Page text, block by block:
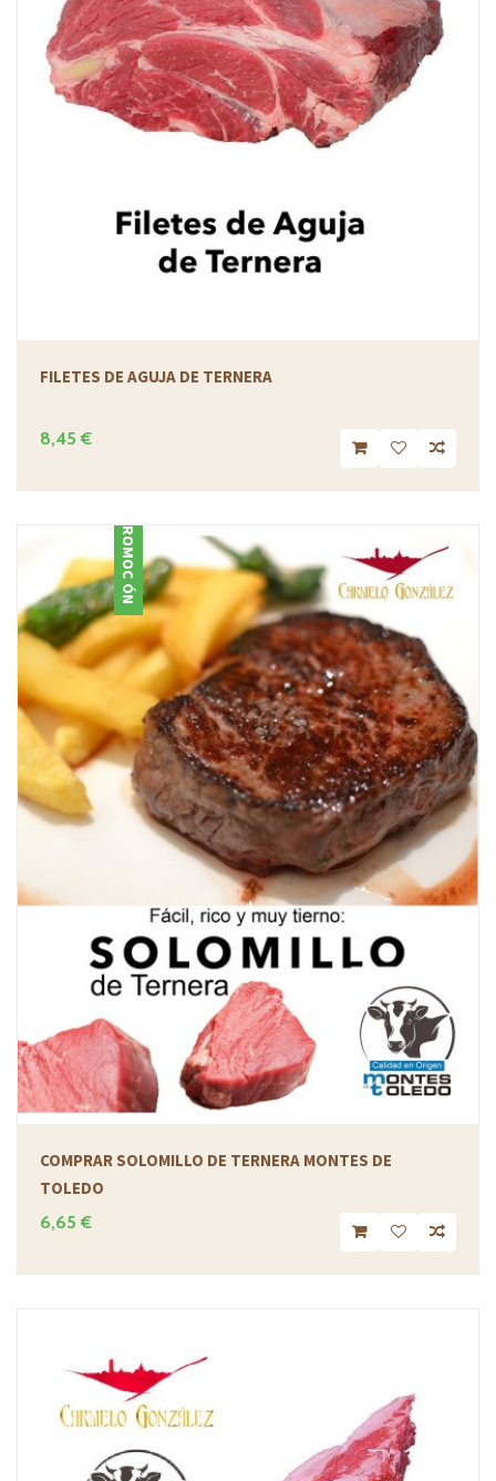
FILETES DE AGUJA DE TERNERA
8,45 €
PROMOCIÓN
COMPRAR SOLOMILLO DE TERNERA MONTES DE
TOLEDO
6,65 €